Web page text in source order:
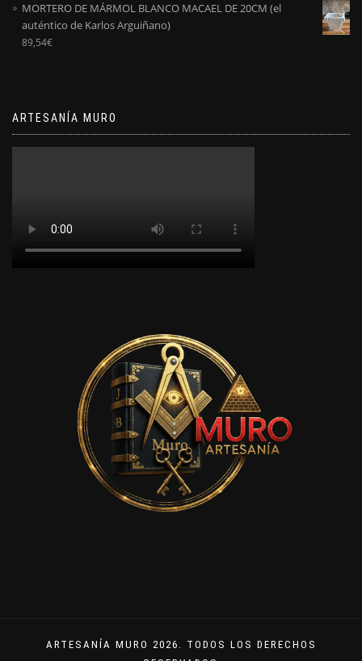
MORTERO DE MÁRMOL BLANCO MACAEL DE 20CM (el
auténtico de Karlos Arguiñano)
89,54€
ARTESANÍA MURO
ARTESANÍA MURO 2026. TODOS LOS DERECHOS